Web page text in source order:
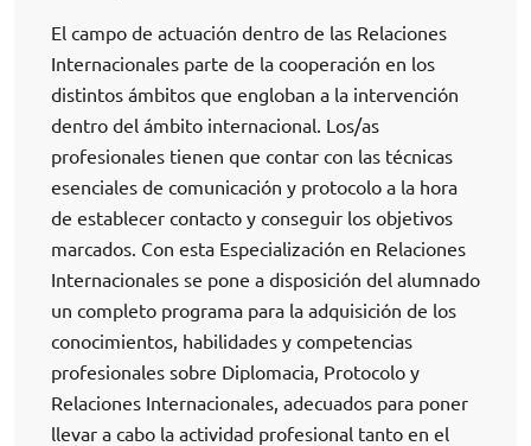
El campo de actuación dentro de las Relaciones
Internacionales parte de la cooperación en los
distintos ámbitos que engloban a la intervención
dentro del ámbito internacional. Los/as
profesionales tienen que contar con las técnicas
esenciales de comunicación y protocolo a la hora
de establecer contacto y conseguir los objetivos
marcados. Con esta Especialización en Relaciones
Internacionales se pone a disposición del alumnado
un completo programa para la adquisición de los
conocimientos, habilidades y competencias
profesionales sobre Diplomacia, Protocolo y
Relaciones Internacionales, adecuados para poner
llevar a cabo la actividad profesional tanto en el